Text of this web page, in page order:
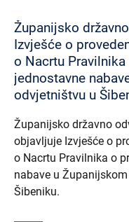
Županijsko
Izvješće o
o Nacrtu
jednostavne
odvjetništvu u
Županijsko državno
objavljuje Izvješće o
o Nacrtu Pravilnika o
nabave u
Šibeniku.